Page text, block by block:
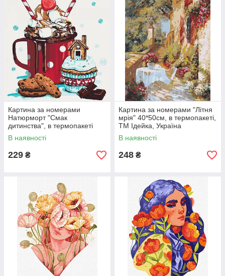
Картина за номерами
Натюрморт "Смак
дитинства", в термопакеті
40*40см, ТМ Ідейка, Україна
В наявності
229 ₴
Картина за номерами "Літня
мрія" 40*50см, в термопакеті,
ТМ Ідейка, Україна
В наявності
248 ₴